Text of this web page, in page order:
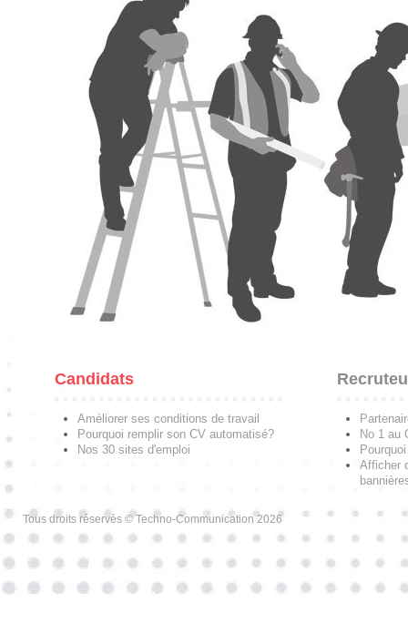
Candidats
Améliorer ses conditions de travail
Pourquoi remplir son CV automatisé?
Nos 30 sites d'emploi
No 1 au
Afficher
Tous droits réservés © Techno-Communication 2026